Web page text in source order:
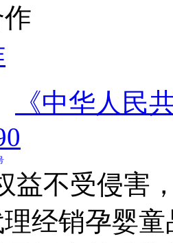
《中华人民
益不受侵害
经销孕婴